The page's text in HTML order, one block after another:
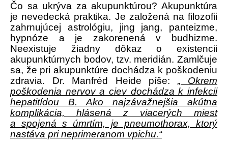
Čo sa ukrýva za akupunktúrou? Akupunktúra
je nevedecká praktika. Je založená na filozofii
zahrnujúcej astrológiu, jing jang, panteizme,
hypnóze a je zakorenená v budhizme.
Neexistuje žiadny dôkaz o existencii
akupunktúrnych bodov, tzv. meridián. Zamlčuje
sa, že pri akupunktúre dochádza k poškodeniu
zdravia. Dr. Manfréd Heide píše: „ Okrem
poškodenia nervov a ciev dochádza k infekcii
hepatitídou B. Ako najzávažnejšia akútna
komplikácia, hlásená z viacerých miest
a spojená s úmrtím, je pneumothorax, ktorý
nastáva pri neprimeranom vpichu.“